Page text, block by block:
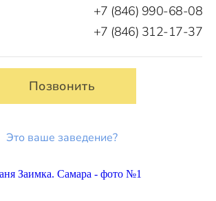
+7 (846) 990-68-08
+7 (846) 312-17-37
Позвонить
Это ваше заведение?